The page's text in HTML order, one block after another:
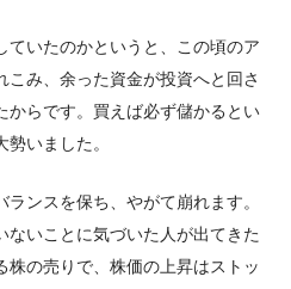
ていたのかというと、この頃のア
こみ、余った資金が投資へと回さ
からです。買えば必ず儲かるとい
いました。
ンスを保ち、やがて崩れます。
いことに気づいた人が出てきた
の売りで、株価の上昇はストッ